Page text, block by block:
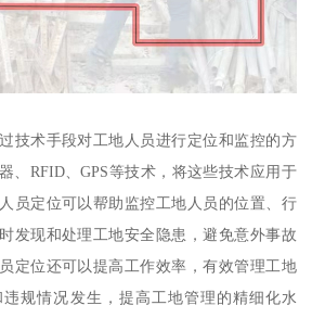
技术手段对工地人员进行定位和监控的方
、RFID、GPS等技术，将这些技术应用于
员定位可以帮助监控工地人员的位置、行
发现和处理工地安全隐患，避免意外事故
定位还可以提高工作效率，有效管理工地
规情况发生，提高工地管理的精细化水